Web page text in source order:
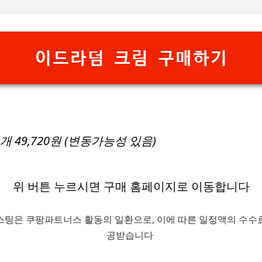
이드라덤 크림 구매하기
49,720원 (변동가능성 있음)
위 버튼 누르시면 구매 홈페이지로 이동합니다
팅은 쿠팡파트너스 활동의 일환으로, 이에 따른 일정액의 수수
공받습니다